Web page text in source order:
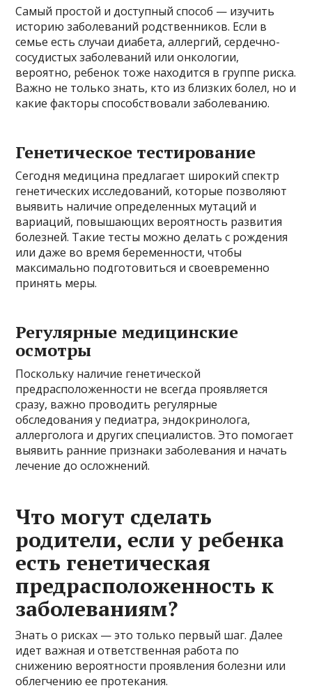
Самый простой и доступный способ — изучить
историю заболеваний родственников. Если в
семье есть случаи диабета, аллергий, сердечно-
сосудистых заболеваний или онкологии,
вероятно, ребенок тоже находится в группе риска.
Важно не только знать, кто из близких болел, но и
какие факторы способствовали заболеванию.
Генетическое тестирование
Сегодня медицина предлагает широкий спектр
генетических исследований, которые позволяют
выявить наличие определенных мутаций и
вариаций, повышающих вероятность развития
болезней. Такие тесты можно делать с рождения
или даже во время беременности, чтобы
максимально подготовиться и своевременно
принять меры.
Регулярные медицинские
осмотры
Поскольку наличие генетической
предрасположенности не всегда проявляется
сразу, важно проводить регулярные
обследования у педиатра, эндокринолога,
аллерголога и других специалистов. Это помогает
выявить ранние признаки заболевания и начать
лечение до осложнений.
Что могут сделать
родители, если у ребенка
есть генетическая
предрасположенность к
заболеваниям?
Знать о рисках — это только первый шаг. Далее
идет важная и ответственная работа по
снижению вероятности проявления болезни или
облегчению ее протекания.